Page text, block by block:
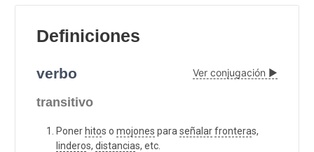
Definiciones
verbo Ver conjugación ▶
transitivo
Poner hitos o mojones para señalarfronteras,
linderos, distancias, etc.